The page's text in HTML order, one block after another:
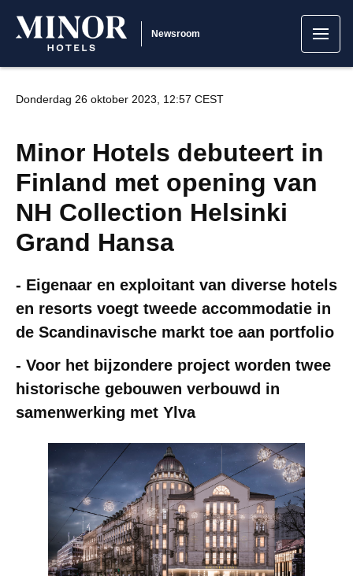
Newsroom
Donderdag 26 oktober 2023, 12:57 CEST
Minor Hotels debuteert in
Finland met opening van
NH Collection Helsinki
Grand Hansa
- Eigenaar en exploitant van diverse hotels
en resorts voegt tweede accommodatie in
de Scandinavische markt toe aan portfolio
- Voor het bijzondere project worden twee
historische gebouwen verbouwd in
samenwerking met Ylva